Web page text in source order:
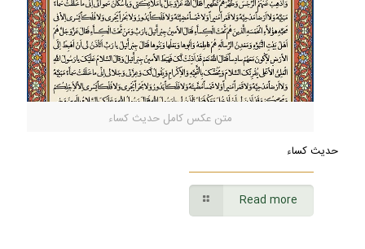
متن عکس کامل حدیث کساء
حدیث کساء
Read more